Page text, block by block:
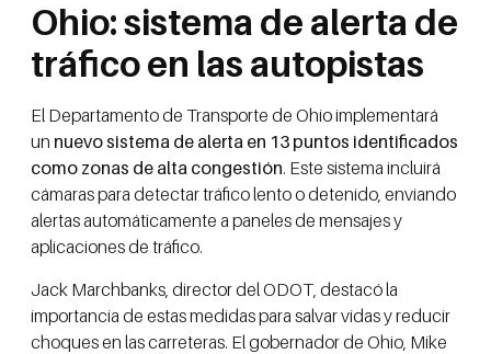
Ohio: sistema de alerta de
tráfico en las autopistas
El Departamento de Transporte de Ohio implementará
un nuevo sistema de alerta en 13 puntos identificados
como zonas de alta congestión. Este sistema incluirá
cámaras para detectar tráfico lento o detenido, enviando
alertas automáticamente a paneles de mensajes y
aplicaciones de tráfico.
Jack Marchbanks, director del ODOT, destacó la
importancia de estas medidas para salvar vidas y reducir
choques en las carreteras. El gobernador de Ohio, Mike